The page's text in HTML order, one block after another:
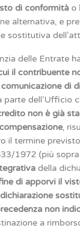
di conformità o
alternativa, e
sostitutiva
delle Entrate
il contribuente
di
parte dell’Ufficio
non è già
,
il termine
1972 (più
della
di apporvi il
non
a